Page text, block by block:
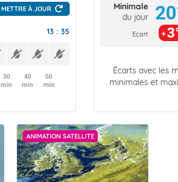
METTRE À JOUR
13 : 35
30
min
40
min
50
min
Minimale
du jour
Ecart
Écarts avec les
minimales et
ANIMATION SATELLITE